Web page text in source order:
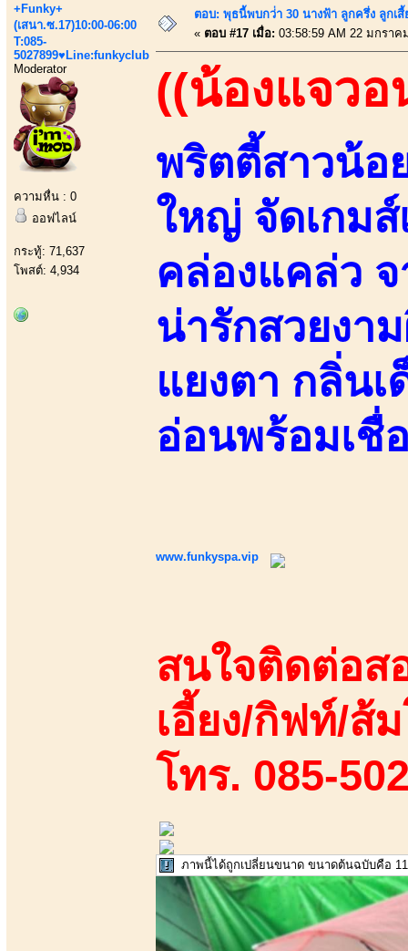
+Funky+
(เสนา.ซ.17)10:00-06:00
T:085-
5027899♥Line:funkyclub
Moderator
ความหื่น : 0
ออฟไลน์
กระทู้: 71,637
โพสต์: 4,934
ตอบ: พุธนี้พบกว่่า 30 นางฟ้า ลูกครึ่ง ลูกเ
« ตอบ #17 เมื่อ: 03:58:59 AM 22 มกราค
((น้องแจวอ
พริตตี้สาวน้อ
ใหญ่ จัดเกมส์
คล่องแคล่ว
น่ารักสวยงา
แยงตา กลิ่น
อ่อนพร้อมเชื่
www.funkyspa.vip
สนใจติดต่อส
เอี้ยง/กิฟท์/ส้
โทร. 085-
ภาพนี้ได้ถูกเปลี่ยนขนาด ขนาดต้นฉบับคือ